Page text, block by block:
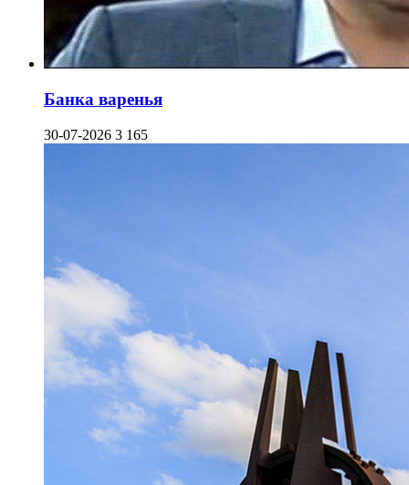
Банка варенья
30-07-2026 3 165